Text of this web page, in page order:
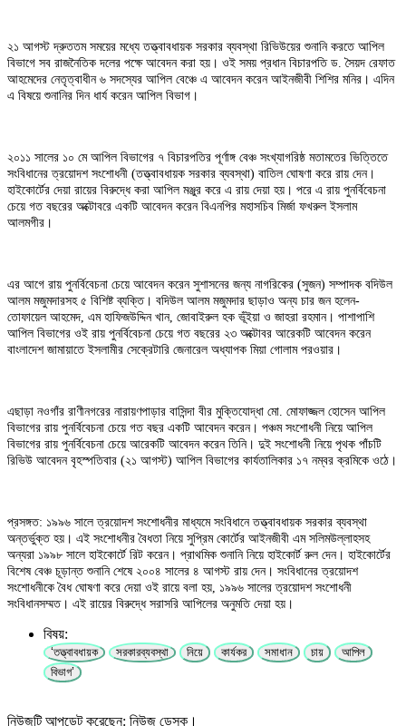
২১ আগস্ট দ্রুততম সময়ের মধ্যে তত্ত্বাবধায়ক সরকার ব্যবস্থা রিভিউয়ের শুনানি করতে আপিল
বিভাগে সব রাজনৈতিক দলের পক্ষে আবেদন করা হয়। ওই সময় প্রধান বিচারপতি ড. সৈয়দ রেফাত
আহমেদের নেতৃত্বাধীন ৬ সদস্যের আপিল বেঞ্চে এ আবেদন করেন আইনজীবী শিশির মনির। এদিন
এ বিষয়ে শুনানির দিন ধার্য করেন আপিল বিভাগ।
২০১১ সালের ১০ মে আপিল বিভাগের ৭ বিচারপতির পূর্ণাঙ্গ বেঞ্চ সংখ্যাগরিষ্ঠ মতামতের ভিত্তিতে
সংবিধানের ত্রয়োদশ সংশোধনী (তত্ত্বাবধায়ক সরকার ব্যবস্থা) বাতিল ঘোষণা করে রায় দেন।
হাইকোর্টের দেয়া রায়ের বিরুদ্ধে করা আপিল মঞ্জুর করে এ রায় দেয়া হয়। পরে এ রায় পুনর্বিবেচনা
চেয়ে গত বছরের অক্টোবরে একটি আবেদন করেন বিএনপির মহাসচিব মির্জা ফখরুল ইসলাম
আলমগীর।
এর আগে রায় পুনর্বিবেচনা চেয়ে আবেদন করেন সুশাসনের জন্য নাগরিকের (সুজন) সম্পাদক বদিউল
আলম মজুমদারসহ ৫ বিশিষ্ট ব্যক্তি। বদিউল আলম মজুমদার ছাড়াও অন্য চার জন হলেন-
তোফায়েল আহমেদ, এম হাফিজউদ্দিন খান, জোবাইরুল হক ভূঁইয়া ও জাহরা রহমান। পাশাপাশি
আপিল বিভাগের ওই রায় পুনর্বিবেচনা চেয়ে গত বছরের ২৩ অক্টোবর আরেকটি আবেদন করেন
বাংলাদেশ জামায়াতে ইসলামীর সেক্রেটারি জেনারেল অধ্যাপক মিয়া গোলাম পরওয়ার।
এছাড়া নওগাঁর রাণীনগরের নারায়ণপাড়ার বাসিন্দা বীর মুক্তিযোদ্ধা মো. মোফাজ্জল হোসেন আপিল
বিভাগের রায় পুনর্বিবেচনা চেয়ে গত বছর একটি আবেদন করেন। পঞ্চম সংশোধনী নিয়ে আপিল
বিভাগের রায় পুনর্বিবেচনা চেয়ে আরেকটি আবেদন করেন তিনি। দুই সংশোধনী নিয়ে পৃথক পাঁচটি
রিভিউ আবেদন বৃহস্পতিবার (২১ আগস্ট) আপিল বিভাগের কার্যতালিকার ১৭ নম্বর ক্রমিকে ওঠে।
প্রসঙ্গত: ১৯৯৬ সালে ত্রয়োদশ সংশোধনীর মাধ্যমে সংবিধানে তত্ত্বাবধায়ক সরকার ব্যবস্থা
অন্তর্ভুক্ত হয়। এই সংশোধনীর বৈধতা নিয়ে সুপ্রিম কোর্টের আইনজীবী এম সলিমউল্লাহসহ
অন্যরা ১৯৯৮ সালে হাইকোর্টে রিট করেন। প্রাথমিক শুনানি নিয়ে হাইকোর্ট রুল দেন। হাইকোর্টের
বিশেষ বেঞ্চ চূড়ান্ত শুনানি শেষে ২০০৪ সালের ৪ আগস্ট রায় দেন। সংবিধানের ত্রয়োদশ
সংশোধনীকে বৈধ ঘোষণা করে দেয়া ওই রায়ে বলা হয়, ১৯৯৬ সালের ত্রয়োদশ সংশোধনী
সংবিধানসম্মত। এই রায়ের বিরুদ্ধে সরাসরি আপিলের অনুমতি দেয়া হয়।
বিষয়:
‘তত্ত্বাবধায়ক সরকারব্যবস্থা নিয়ে কার্যকর সমাধান চায়
আপিল
বিভাগ’
নিউজটি আপডেট করেছেন: নিউজ ডেস্ক।